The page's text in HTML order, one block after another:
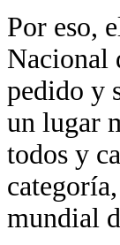
Por eso,
Nacional
pedido y
un lugar
todos y
mundial